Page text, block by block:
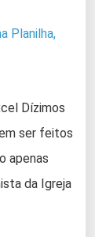
Planilha,
Dízimos
ser feitos
apenas
da Igreja